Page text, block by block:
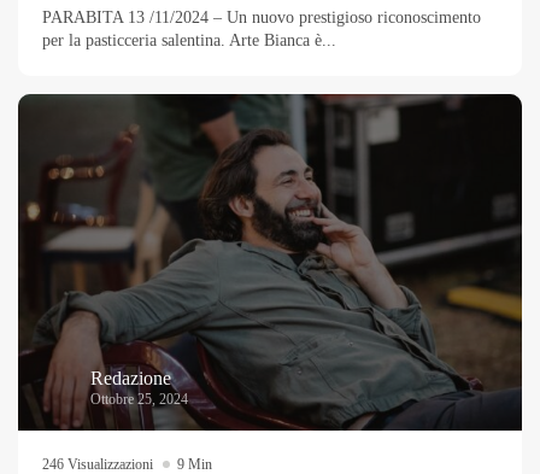
PARABITA 13 /11/2024 – Un nuovo prestigioso riconoscimento
per la pasticceria salentina. Arte Bianca è...
Redazione
Ottobre 25, 2024
246 Visualizzazioni 9 Min